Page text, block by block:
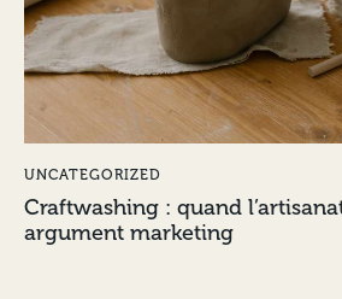
UNCATEGORIZED
Craftwashing : quand
argument marketing